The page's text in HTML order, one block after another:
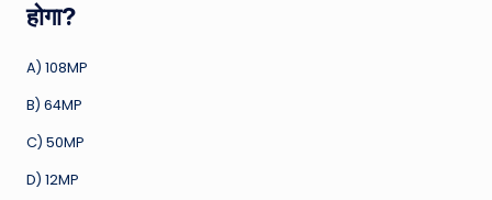
होगा?
A) 108MP
B) 64MP
C) 50MP
D) 12MP